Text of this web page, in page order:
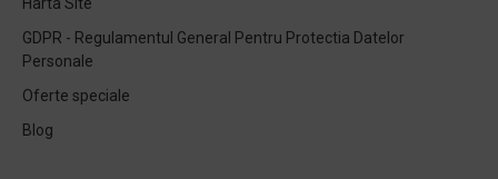
GDPR - Regulamentul General Pentru Protectia Datelor
Personale
Oferte speciale
Blog